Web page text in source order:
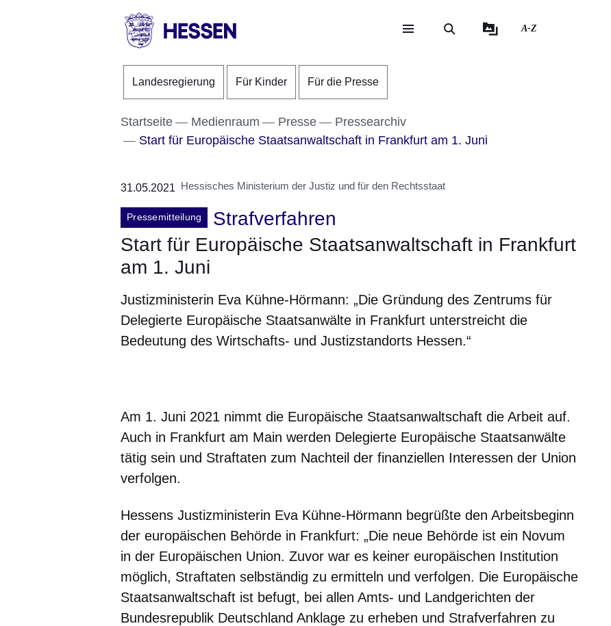
Direkt zum Kopf der Seite
Direkt zum Inhalt
Direkt zum Fuß der Seite
Landesregierung
A-Z
Landesregierung Für Kinder Für die Presse
Startseite Medienraum Presse
Pressearchiv
Start für Europäische Staatsanwaltschaft in Frankfurt am 1. Juni
31.05.2021 Hessisches Ministerium der Justiz und für den Rechtsstaat
Pressemitteilung
Strafverfahren
Start für Europäische Staatsanwaltschaft in Frankfurt
am 1. Juni
Justizministerin Eva Kühne-Hörmann: „Die Gründung des Zentrums für
Delegierte Europäische Staatsanwälte in Frankfurt unterstreicht die
Bedeutung des Wirtschafts- und Justizstandorts Hessen.“
Am 1. Juni 2021 nimmt die Europäische Staatsanwaltschaft die Arbeit auf.
Auch in Frankfurt am Main werden Delegierte Europäische Staatsanwälte
tätig sein und Straftaten zum Nachteil der finanziellen Interessen der Union
verfolgen.
Hessens Justizministerin Eva Kühne-Hörmann begrüßte den Arbeitsbeginn
der europäischen Behörde in Frankfurt: „Die neue Behörde ist ein Novum
in der Europäischen Union. Zuvor war es keiner europäischen Institution
möglich, Straftaten selbständig zu ermitteln und verfolgen. Die Europäische
Staatsanwaltschaft ist befugt, bei allen Amts- und Landgerichten der
Bundesrepublik Deutschland Anklage zu erheben und Strafverfahren zu